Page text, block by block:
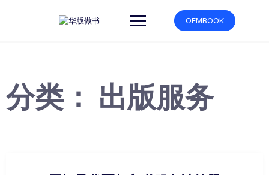
OEMBOOK
分类： 出版服务